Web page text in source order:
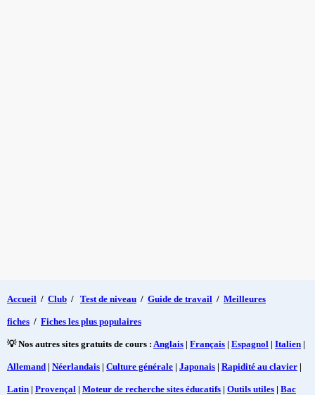
Accueil / Club / Test de niveau / Guide de travail / Meilleures
fiches / Fiches les plus populaires
💡 Nos autres sites gratuits de cours : Anglais | Français | Espagnol | Italien |
Allemand | Néerlandais | Culture générale | Japonais | Rapidité au clavier |
Latin | Provençal | Moteur de recherche sites éducatifs | Outils utiles | Bac